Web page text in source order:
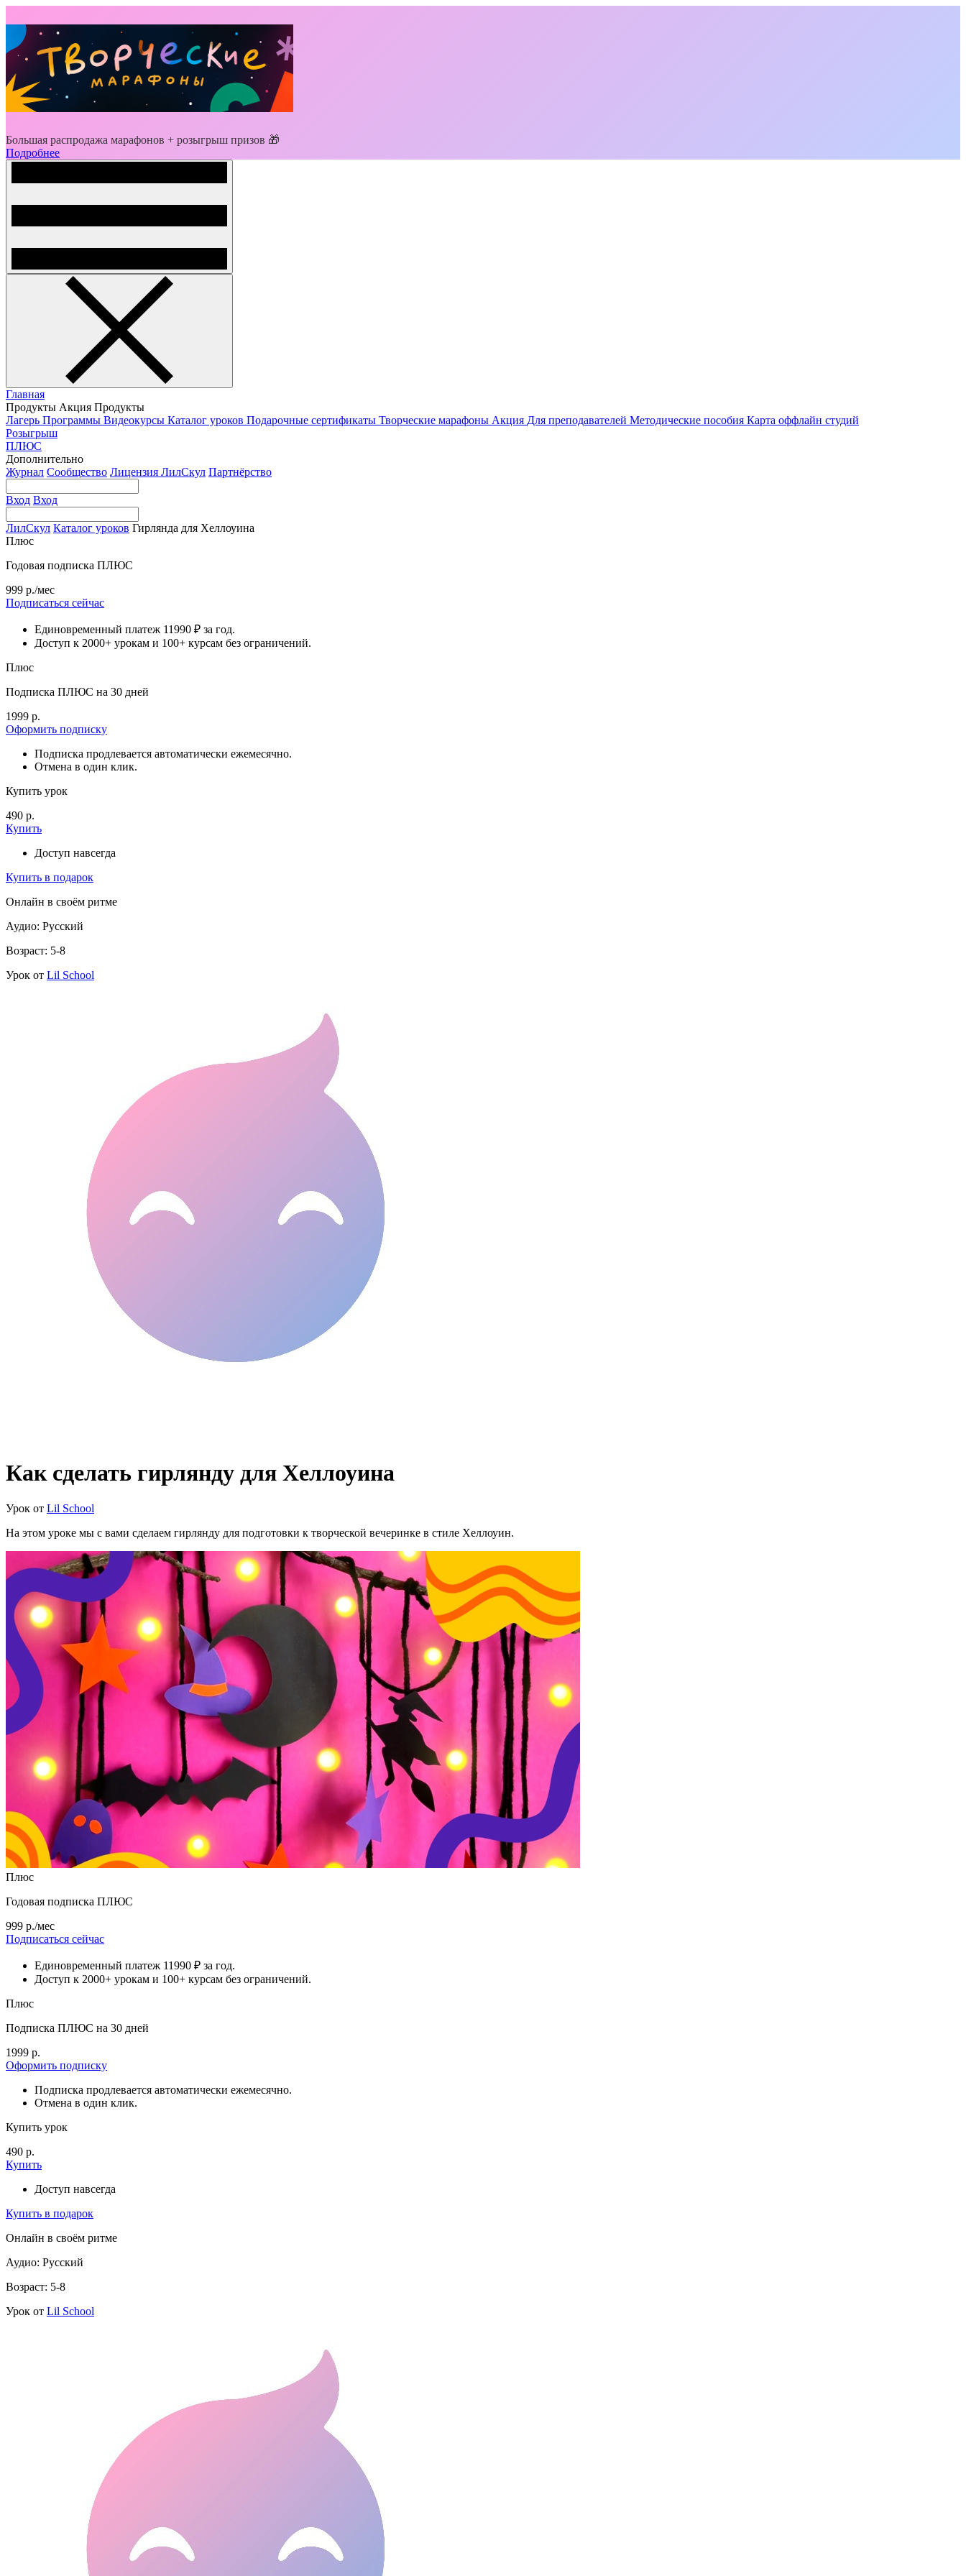
Большая распродажа марафонов + розыгрыш призов 🎁
Подробнее
Главная
Продукты Акция Продукты
Лагерь Программы Видеокурсы Каталог уроков Подарочные сертификаты Творческие марафоны Акция Для преподавателей Методические пособия Карта оффлайн студий
Розыгрыш
ПЛЮС
Дополнительно
Журнал Сообщество Лицензия ЛилСкул Партнёрство
Вход Вход
ЛилСкул Каталог уроков Гирлянда для Хеллоуина
Плюс
Годовая подписка ПЛЮС
999 р./мес
Подписаться сейчас
Единовременный платеж 11990 ₽ за год.
Доступ к 2000+ урокам и 100+ курсам без ограничений.
Плюс
Подписка ПЛЮС на 30 дней
1999 р.
Оформить подписку
Подписка продлевается автоматически ежемесячно.
Отмена в один клик.
Купить урок
490 р.
Купить
Доступ навсегда
Купить в подарок
Онлайн в своём ритме
Аудио: Русский
Возраст: 5-8
Урок от Lil School
Как сделать гирлянду для Хеллоуина
Урок от Lil School
На этом уроке мы с вами сделаем гирлянду для подготовки к творческой вечеринке в стиле Хеллоуин.
Плюс
Годовая подписка ПЛЮС
999 р./мес
Подписаться сейчас
Единовременный платеж 11990 ₽ за год.
Доступ к 2000+ урокам и 100+ курсам без ограничений.
Плюс
Подписка ПЛЮС на 30 дней
1999 р.
Оформить подписку
Подписка продлевается автоматически ежемесячно.
Отмена в один клик.
Купить урок
490 р.
Купить
Доступ навсегда
Купить в подарок
Онлайн в своём ритме
Аудио: Русский
Возраст: 5-8
Урок от Lil School